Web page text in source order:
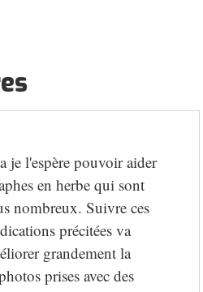
je l'espère pouvoir aider
en herbe qui sont
nombreux. Suivre ces
précitées va
grandement la
prises avec des